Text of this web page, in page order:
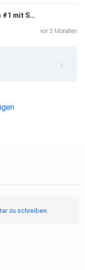
A tavola! - Das Tischgespräch #1 mit Stefan Ruppaner und Jan Vedder
vor 5 Monaten
zu schreiben.